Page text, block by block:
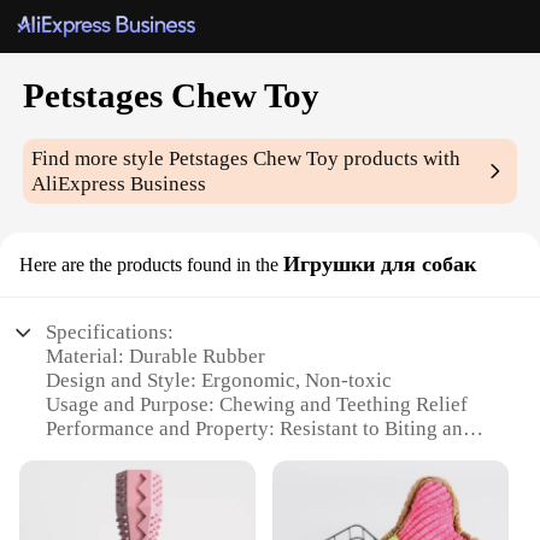
Petstages Chew Toy
Find more stylePetstages Chew Toy products with
AliExpress Business
Here are the products found in the Игрушки для собак
Specifications:
Material: Durable Rubber
Design and Style: Ergonomic, Non-toxic
Usage and Purpose: Chewing and Teething Relief
Performance and Property: Resistant to Biting and
Shape or Size or Weight or Quantity: Large,
Interactive Set
Applicable People: Pet Owners and Veterinarians